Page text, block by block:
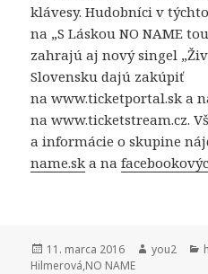
klávesy. Hudobníci v
na „S Láskou NO NAME
zahrajú aj nový singel
Slovensku dajú zakúpiť
na www.ticketportal.sk a
na www.ticketstream.cz.
a informácie o skupine
name.sk a na
Publikované
11. marca 2016 Autor
you2
Hilmerová,NO NAME